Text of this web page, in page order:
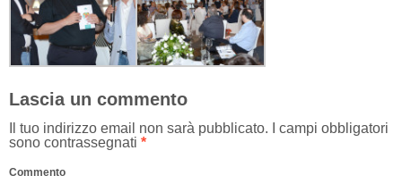
Lascia un commento
Il tuo indirizzo email non sarà pubblicato. I campi obbligatori
sono contrassegnati *
Commento